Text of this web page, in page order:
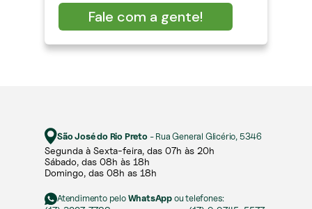
Fale com a gente!
São José do Rio Preto- Rua General Glicério, 5346
Segunda à Sexta-feira, das 07h às 20h​​
Sábado, das 08h às 18h ​
Domingo, das 08h as 18h
Atendimento peloWhatsAppou telefones: